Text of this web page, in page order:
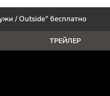
/ Outside" бесплатно
ТРЕЙЛЕР